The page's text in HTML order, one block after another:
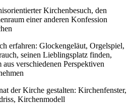
Kirchenbesuch, den
einer anderen Konfession
erfahren: Glockengeläut, Orgelspiel,
seinen Lieblingsplatz finden,
aus verschiedenen Perspektiven
der Kirche gestalten: Kirchenfenster,
Kirchenmodell